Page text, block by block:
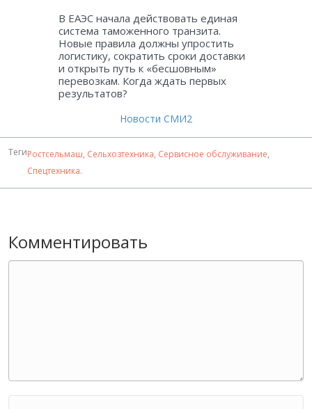
В ЕАЭС начала действовать единая
система таможенного транзита.
Новые правила должны упростить
логистику, сократить сроки доставки
и открыть путь к «бесшовным»
перевозкам. Когда ждать первых
результатов?
Новости СМИ2
ТегиРостсельмаш, Сельхозтехника, Сервисное обслуживание,
Спецтехника.
Комментировать